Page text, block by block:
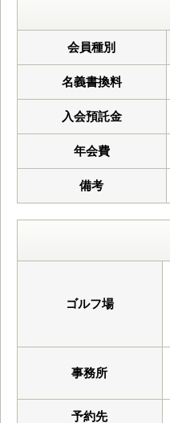
会員種別
名義書換料
入会預託金
年会費
備考
ゴルフ場
事務所
予約先